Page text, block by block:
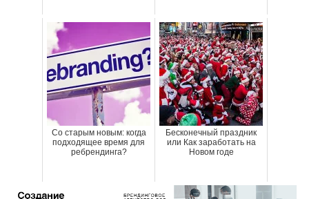
Со старым новым: когда
подходящее время для
ребрендинга?
Бесконечный праздник
или Как заработать на
Новом годе